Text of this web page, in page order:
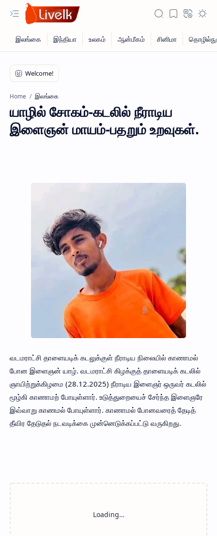
Home இலங்கை
யாழில் சோகம்-கடலில் நீராடிய
இளைஞன் மாயம்-பதறும் உறவுகள்.
வடமராட்சி தாளையடிக் கடலுக்குள் நீராடிய நிலையில் காணாமல்
போன இளைஞன் யாழ். வடமராட்சி கிழக்குத் தாளையடிக் கடலில்
ஞாயிற்றுக்கிழமை (28.12.2025) நீராடிய இளைஞர் ஒருவர் கடலில்
மூழ்கி காணாமற் போயுள்ளார். உடுத்துறையைச் சேர்ந்த இளைஞரே
இவ்வாறு காணமல் போயுள்ளார். காணாமல் போனவரைத் தேடித்
தீவிர தேடுதல் நடவடிக்கை முன்னெடுக்கப்பட்டு வருகிறது.